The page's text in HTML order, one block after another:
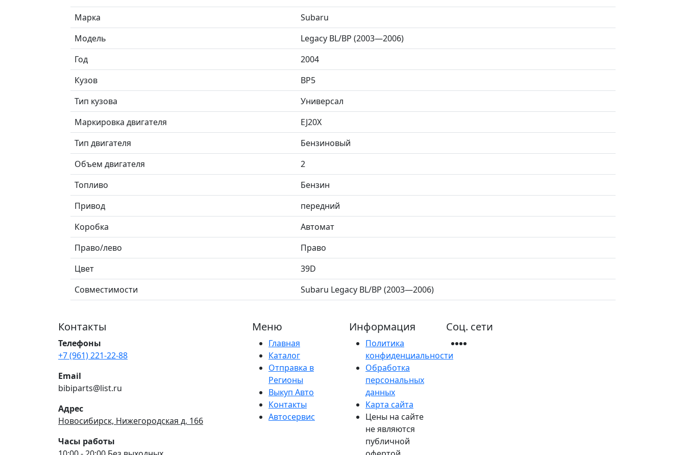
Марка
Subaru
Модель
Legacy BL/BP (2003—2006)
Год
2004
Кузов
BP5
Тип кузова
Универсал
Маркировка двигателя
EJ20X
Тип двигателя
Бензиновый
Объем двигателя
2
Топливо
Бензин
Привод
передний
Коробка
Автомат
Право/лево
Право
Цвет
39D
Совместимости
Subaru Legacy BL/BP (2003—2006)
Контакты
Телефоны
+7 (961) 221-22-88
Email
bibiparts@list.ru
Адрес
Новосибирск, Нижегородская д. 166
Часы работы
Меню
Главная
Каталог
Отправка в
Регионы
Выкуп Авто
Контакты
Автосервис
Информация
Политика
конфиденциальности
Обработка
персональных
данных
Карта сайта
Цены на сайте
не являются
публичной
Соц. сети